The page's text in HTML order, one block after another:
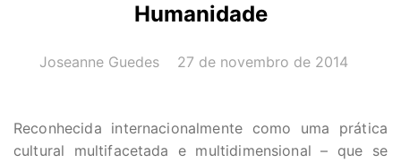
Humanidade
AUTOR(A):
Joseanne Guedes DATA:
27 de novembro de 2014
Reconhecida internacionalmente como uma prática
cultural multifacetada e multidimensional – que se